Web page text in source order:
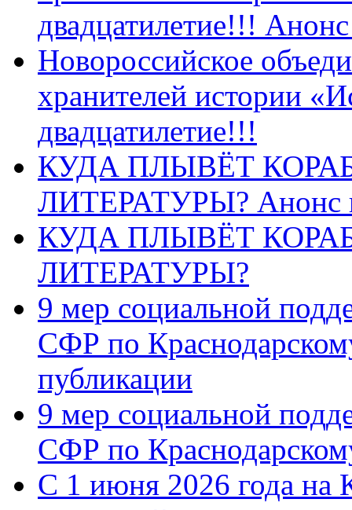
двадцатилетие!!!
Новороссийское
хранителей истории
двадцатилетие!!!
КУДА ПЛЫВЁТ
ЛИТЕРАТУРЫ? Анонс
КУДА ПЛЫВЁТ
ЛИТЕРАТУРЫ?
9 мер социальной
СФР по
публикации
9 мер социальной
СФР по
С 1 июня 2026 года на